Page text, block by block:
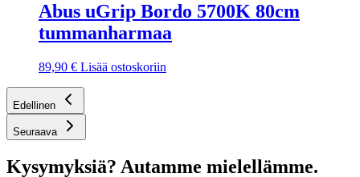
Abus uGrip Bordo 5700K 80cm
tummanharmaa
89,90 € Lisää ostoskoriin
Edellinen
Seuraava
Kysymyksiä? Autamme mielellämme.